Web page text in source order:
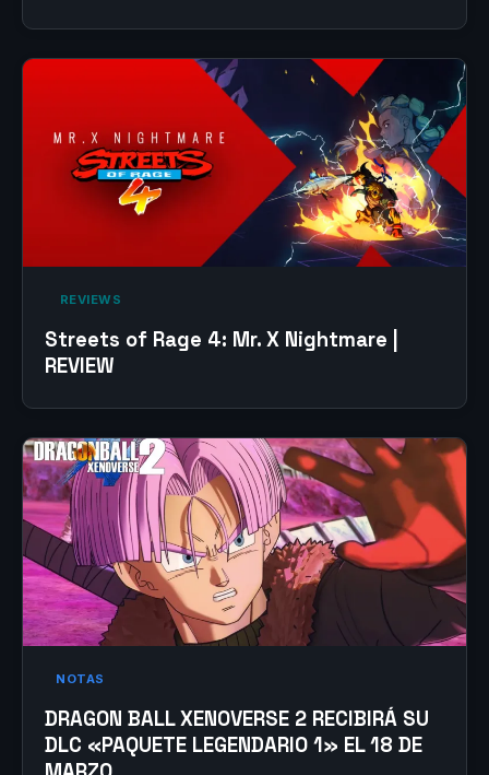
‎ REVIEWS‎
Streets of Rage 4: Mr. X Nightmare |
REVIEW
NOTAS
DRAGON BALL XENOVERSE 2 RECIBIRÁ SU
DLC «PAQUETE LEGENDARIO 1» EL 18 DE